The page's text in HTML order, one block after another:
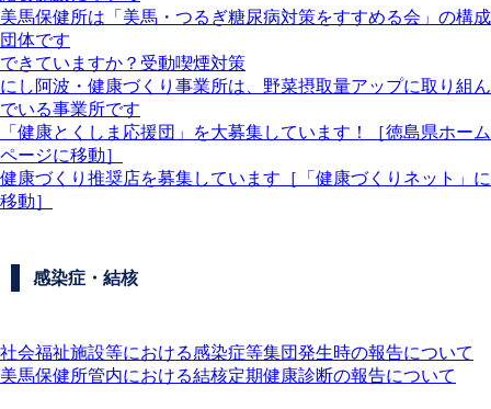
美馬保健所は「美馬・つるぎ糖尿病対策をすすめる会」の構成
団体です
できていますか？受動喫煙対策
にし阿波・健康づくり事業所は、野菜摂取量アップに取り組ん
でいる事業所です
「健康とくしま応援団」を大募集しています！［徳島県ホーム
ページに移動］
健康づくり推奨店を募集しています［「健康づくりネット」に
移動］
感染症・結核
社会福祉施設等における感染症等集団発生時の報告について
美馬保健所管内における結核定期健康診断の報告について